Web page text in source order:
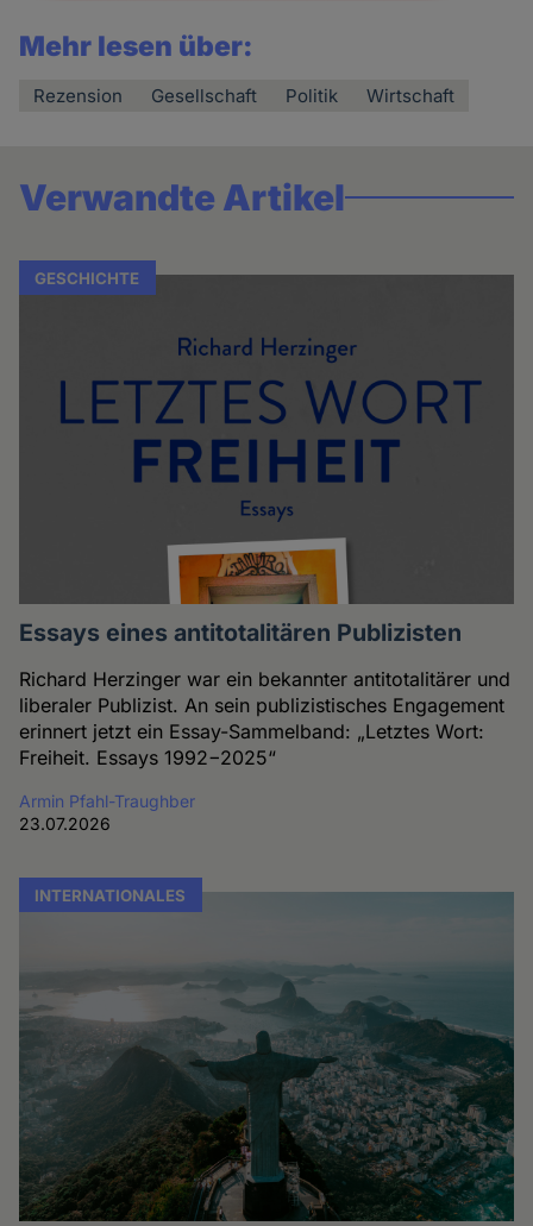
Mehr lesen über:
Rezension Gesellschaft Politik Wirtschaft
Verwandte Artikel
GESCHICHTE
Essays eines antitotalitären Publizisten
Richard Herzinger war ein bekannter antitotalitärer und
liberaler Publizist. An sein publizistisches Engagement
erinnert jetzt ein Essay-Sammelband: „Letztes Wort:
Freiheit. Essays 1992−2025“
Armin Pfahl-Traughber
23.07.2026
INTERNATIONALES